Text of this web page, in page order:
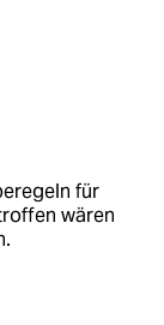
für
wären